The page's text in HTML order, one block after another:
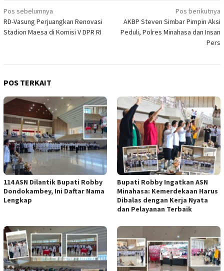
Navigasi
pos
Pos sebelumnya
RD-Vasung Perjuangkan Renovasi
Stadion Maesa di Komisi V DPR RI
Pos berikutnya
AKBP Steven Simbar Pimpin Aksi
Peduli, Polres Minahasa dan Insan
Pers
POS TERKAIT
114 ASN Dilantik Bupati Robby
Dondokambey, Ini Daftar Nama
Lengkap
Bupati Robby Ingatkan ASN
Minahasa: Kemerdekaan Harus
Dibalas dengan Kerja Nyata
dan Pelayanan Terbaik